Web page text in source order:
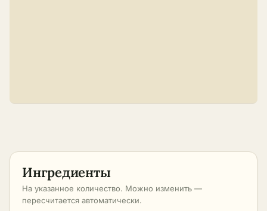
Ингредиенты
На указанное количество. Можно изменить —
пересчитается автоматически.